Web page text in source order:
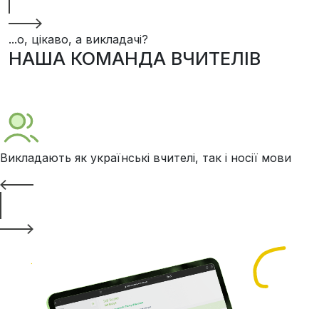
...о, цікаво, а викладачі?
НАША КОМАНДА ВЧИТЕЛІВ
Викладають як українські вчителі, так і носії мови